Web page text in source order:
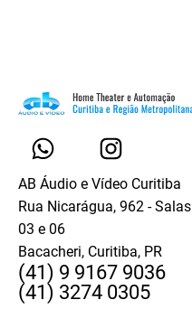
AB Áudio e Vídeo Curitiba
Rua Nicarágua, 962 - Salas
03 e 06
Bacacheri, Curitiba, PR
(41) 9 9167 9036
(41) 3274 0305